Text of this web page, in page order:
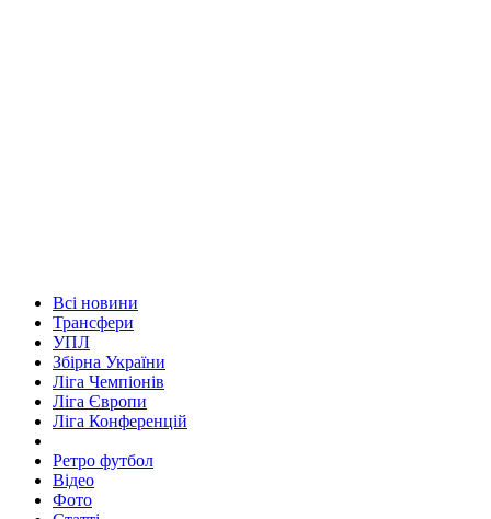
Всі новини
Трансфери
УПЛ
Збірна України
Ліга Чемпіонів
Ліга Європи
Ліга Конференцій
Ретро футбол
Відео
Фото